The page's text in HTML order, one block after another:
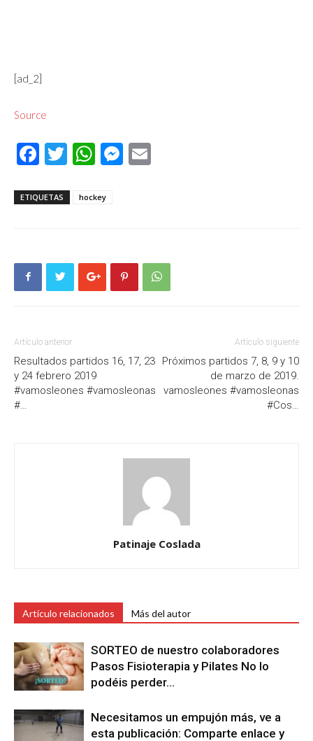
[ad_2]
Source
Facebook
Twitter
WhatsApp
Messenger
ETIQUETAS hockey
Artículo anterior
Resultados partidos 16, 17, 23
y 24 febrero 2019
#vamosleones #vamosleonas
#…
Artículo siguiente
Próximos partidos 7, 8, 9 y 10
de marzo de 2019.
vamosleones #vamosleonas
#Cos…
Patinaje Coslada
Artículo relacionados Más del autor
SORTEO de nuestro colaboradores
Pasos Fisioterapia y Pilates No lo
podéis perder…
Necesitamos un empujón más, ve a
esta publicación: Comparte enlace y